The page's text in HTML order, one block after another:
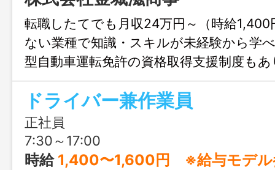
転職したてでも月収24万円～（時給1,400
ない業種で知識・スキルが未経験から学
型自動車運転免許の資格取得支援制度も
見学で職場の良さを知ってください♪
ドライバー兼作業員
正社員
7:30～17:00
時給 1,400〜1,600円 ※給与モデル